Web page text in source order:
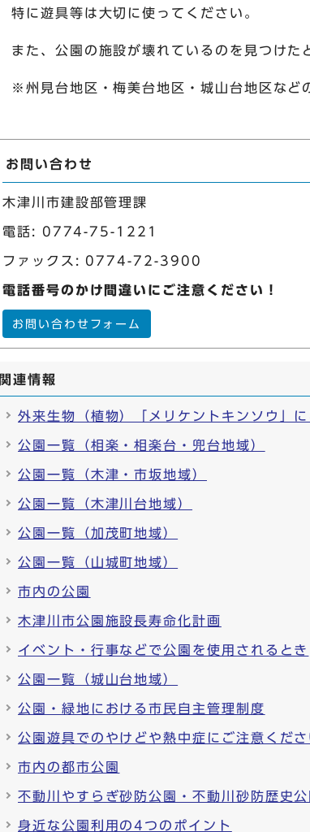
特に遊具等は大切に使ってください。
また、公園の施設が壊れているのを見つけた
※州見台地区・梅美台地区・城山台地区など
お問い合わせ
木津川市建設部管理課
電話: 0774-75-1221
ファックス: 0774-72-3900
電話番号のかけ間違いにご注意ください！
お問い合わせフォーム
関連情報
外来生物（植物）「メリケントキンソウ」
公園一覧（相楽・相楽台・兜台地域）
公園一覧（木津・市坂地域）
公園一覧（木津川台地域）
公園一覧（加茂町地域）
公園一覧（山城町地域）
市内の公園
木津川市公園施設長寿命化計画
イベント・行事などで公園を使用されるとき
公園一覧（城山台地域）
公園・緑地における市民自主管理制度
公園遊具でのやけどや熱中症にご注意くださ
市内の都市公園
不動川やすらぎ砂防公園・不動川砂防歴史
身近な公園利用の4つのポイント